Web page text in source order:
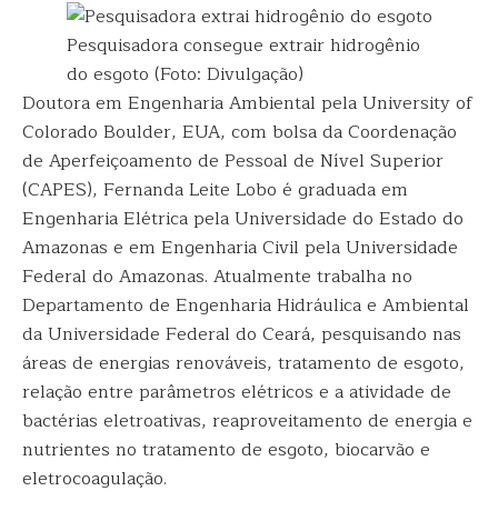
Pesquisadora consegue extrair hidrogênio
do esgoto (Foto: Divulgação)
Doutora em Engenharia Ambiental pela University of
Colorado Boulder, EUA, com bolsa da Coordenação
de Aperfeiçoamento de Pessoal de Nível Superior
(CAPES), Fernanda Leite Lobo é graduada em
Engenharia Elétrica pela Universidade do Estado do
Amazonas e em Engenharia Civil pela Universidade
Federal do Amazonas. Atualmente trabalha no
Departamento de Engenharia Hidráulica e Ambiental
da Universidade Federal do Ceará, pesquisando nas
áreas de energias renováveis, tratamento de esgoto,
relação entre parâmetros elétricos e a atividade de
bactérias eletroativas, reaproveitamento de energia e
nutrientes no tratamento de esgoto, biocarvão e
eletrocoagulação.